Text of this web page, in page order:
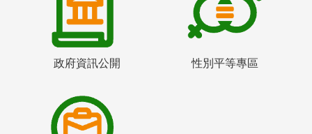
政府資訊公開 性別平等專區